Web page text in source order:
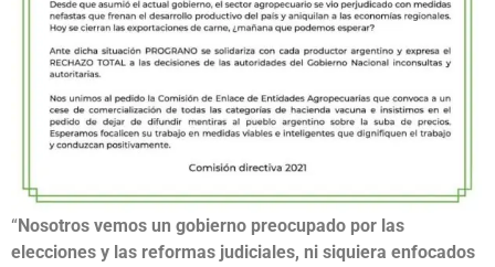
“Nosotros vemos un gobierno preocupado por las
elecciones y las reformas judiciales, ni siquiera enfocados